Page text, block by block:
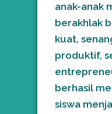
anak-anak
berakhlak
kuat,
produktif,
berhasil
siswa